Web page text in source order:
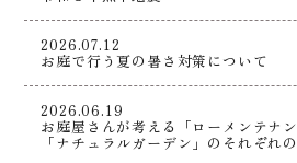
2026.07.12
お庭で行う夏の暑さ対策について
2026.06.19
お庭屋さんが考える「ローメンテナ
「ナチュラルガーデン」のそれぞれ